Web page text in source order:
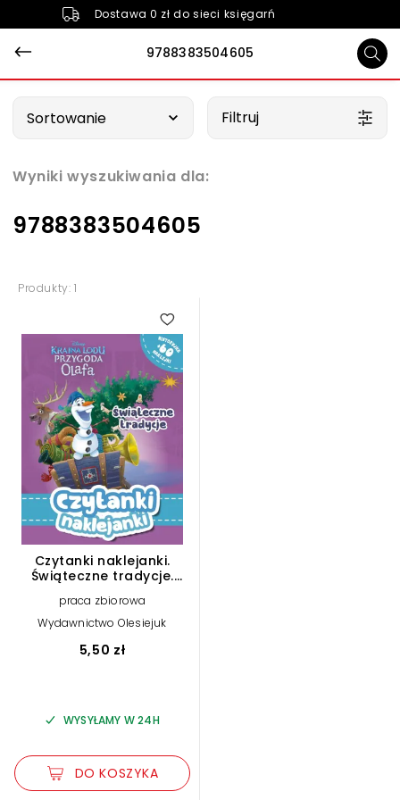
Dostawa 0 zł do sieci księgarń
9788383504605
Wyniki wyszukiwania dla:
9788383504605
Sortowanie Filtruj
Produkty: 1
5.00
Czytanki naklejanki.
Świąteczne tradycje.
Przygoda Olafa
praca zbiorowa
Wydawnictwo Olesiejuk
5,50 zł
WYSYŁAMY W 24H
DO KOSZYKA